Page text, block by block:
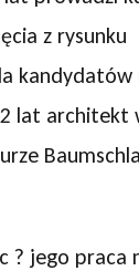
z rysunku
kandydatów
lat architekt
? jego praca